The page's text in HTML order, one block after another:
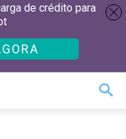
de crédito para